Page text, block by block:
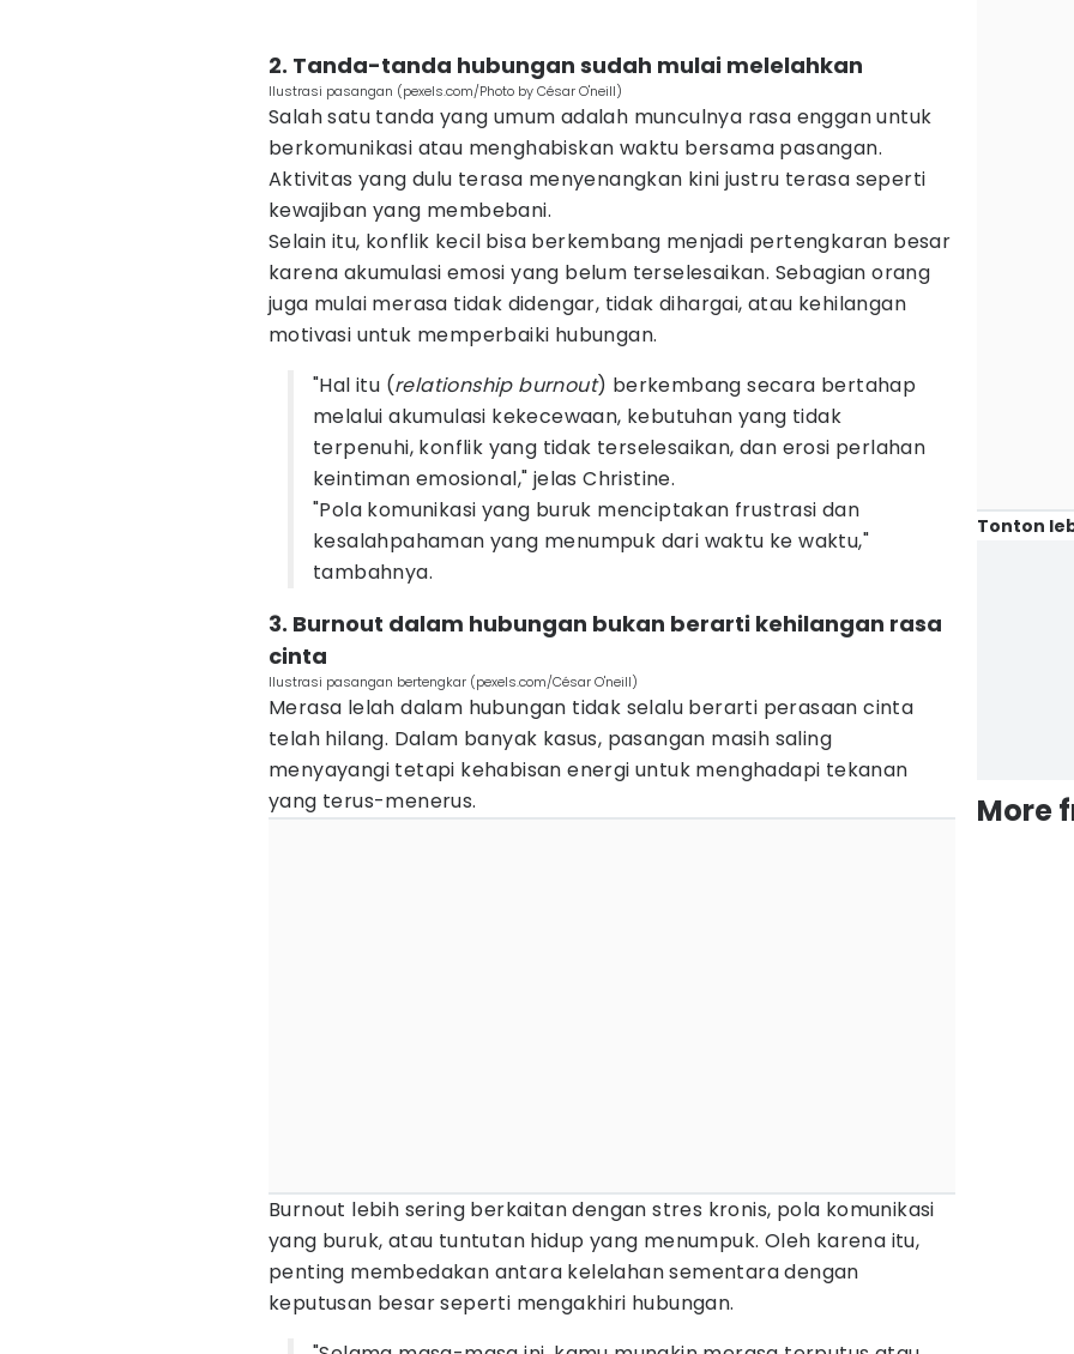
2. Tanda-tanda hubungan sudah mulai melelahkan
Ilustrasi pasangan (pexels.com/Photo by César O'neill)
Salah satu tanda yang umum adalah munculnya rasa enggan untuk
berkomunikasi atau menghabiskan waktu bersama pasangan.
Aktivitas yang dulu terasa menyenangkan kini justru terasa seperti
kewajiban yang membebani.
Selain itu, konflik kecil bisa berkembang menjadi pertengkaran besar
karena akumulasi emosi yang belum terselesaikan. Sebagian orang
juga mulai merasa tidak didengar, tidak dihargai, atau kehilangan
motivasi untuk memperbaiki hubungan.
"Hal itu (relationship burnout) berkembang secara bertahap
melalui akumulasi kekecewaan, kebutuhan yang tidak
terpenuhi, konflik yang tidak terselesaikan, dan erosi perlahan
keintiman emosional," jelas Christine.
"Pola komunikasi yang buruk menciptakan frustrasi dan
kesalahpahaman yang menumpuk dari waktu ke waktu,"
tambahnya.
3. Burnout dalam hubungan bukan berarti kehilangan rasa
cinta
Ilustrasi pasangan bertengkar (pexels.com/César O'neill)
Merasa lelah dalam hubungan tidak selalu berarti perasaan cinta
telah hilang. Dalam banyak kasus, pasangan masih saling
menyayangi tetapi kehabisan energi untuk menghadapi tekanan
yang terus-menerus.
Burnout lebih sering berkaitan dengan stres kronis, pola komunikasi
yang buruk, atau tuntutan hidup yang menumpuk. Oleh karena itu,
penting membedakan antara kelelahan sementara dengan
keputusan besar seperti mengakhiri hubungan.
Tonton
More